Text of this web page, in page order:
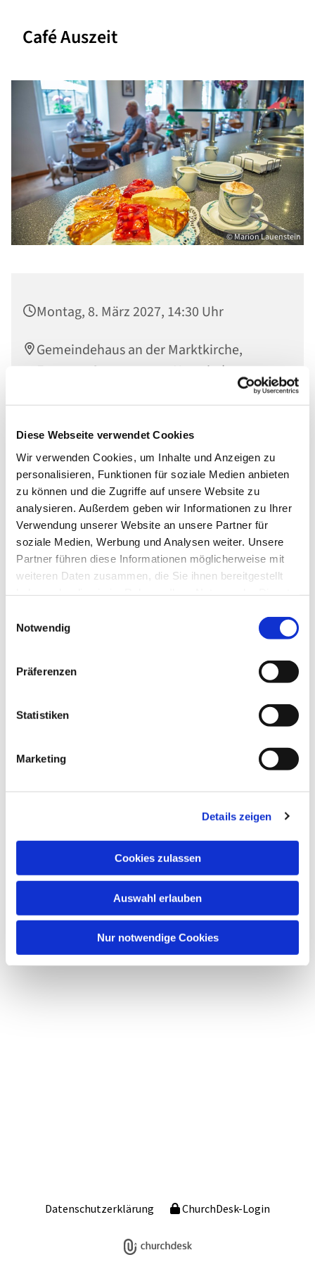
Diese Webseite verwendet Cookies
Wir verwenden Cookies, um Inhalte und Anzeigen zu
personalisieren, Funktionen für soziale Medien anbieten
zu können und die Zugriffe auf unsere Website zu
analysieren. Außerdem geben wir Informationen zu Ihrer
Verwendung unserer Website an unsere Partner für
soziale Medien, Werbung und Analysen weiter. Unsere
Partner führen diese Informationen möglicherweise mit
weiteren Daten zusammen, die Sie ihnen bereitgestellt
Notwendig
Präferenzen
Statistiken
Marketing
Details zeigen
Cookies zulassen
Auswahl erlauben
Nur notwendige Cookies
Café Auszeit
© Marion Lauenstein
Montag, 8. März 2027, 14:30 Uhr
Gemeindehaus an der Marktkirche,
Engerser Str. 34, 56564 Neuwied
Dies könnte Sie auch interessieren
Datenschutzerklärung ChurchDesk-Login